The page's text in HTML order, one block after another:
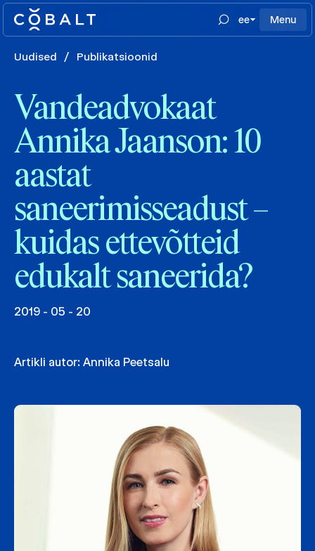
ee Menu
Uudised / Publikatsioonid
Vandeadvokaat
Annika Jaanson: 10
aastat
saneerimisseadust –
kuidas ettevõtteid
edukalt saneerida?
2019 - 05 - 20
Artikli autor: Annika Peetsalu